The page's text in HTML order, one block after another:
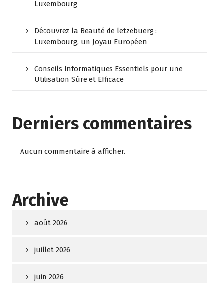
Luxembourg
Découvrez la Beauté de lëtzebuerg :
Luxembourg, un Joyau Européen
Conseils Informatiques Essentiels pour une
Utilisation Sûre et Efficace
Derniers commentaires
Aucun commentaire à afficher.
Archive
août 2026
juillet 2026
juin 2026